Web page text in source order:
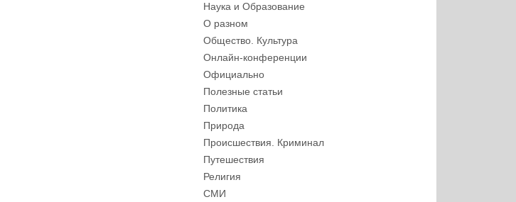
Наука и Образование
О разном
Общество. Культура
Онлайн-конференции
Официально
Полезные статьи
Политика
Природа
Происшествия. Криминал
Путешествия
Религия
СМИ